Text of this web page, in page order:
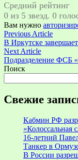
Средний рейтинг
0 из 5 звезд. 0
Вам нужно
Навигация
по
записям
Previous ArticlePrevious
article:
В Иркутске
Next ArticleNext
article:
Подразделение ФСБ
Поиск
Свежие
Кабмин РФ
«Колоссальная
16-летний
Танкер в
В России